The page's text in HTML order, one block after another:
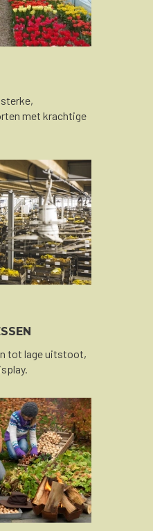
met krachtige
tot lage uitstoot,